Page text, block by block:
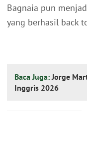
Bagnaia pun
yang berhasil back
Baca Juga:Jorge
Inggris 2026